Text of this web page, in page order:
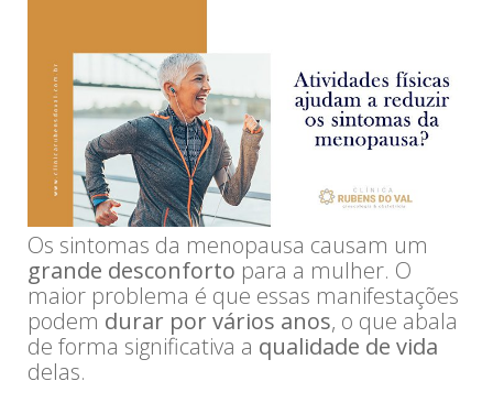
Os sintomas da menopausa causam um
grande desconforto para a mulher. O
maior problema é que essas manifestações
podem durar por vários anos, o que abala
de forma significativa a qualidade de vida
delas.